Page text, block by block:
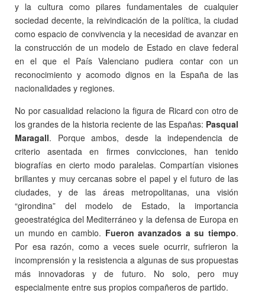
y la cultura como pilares fundamentales de cualquier
sociedad decente, la reivindicación de la política, la ciudad
como espacio de convivencia y la necesidad de avanzar en
la construcción de un modelo de Estado en clave federal
en el que el País Valenciano pudiera contar con un
reconocimiento y acomodo dignos en la España de las
nacionalidades y regiones.
No por casualidad relaciono la figura de Ricard con otro de
los grandes de la historia reciente de las Españas: Pasqual
Maragall. Porque ambos, desde la independencia de
criterio asentada en firmes convicciones, han tenido
biografías en cierto modo paralelas. Compartían visiones
brillantes y muy cercanas sobre el papel y el futuro de las
ciudades, y de las áreas metropolitanas, una visión
“girondina” del modelo de Estado, la importancia
geoestratégica del Mediterráneo y la defensa de Europa en
un mundo en cambio. Fueron avanzados a su tiempo.
Por esa razón, como a veces suele ocurrir, sufrieron la
incomprensión y la resistencia a algunas de sus propuestas
más innovadoras y de futuro. No solo, pero muy
especialmente entre sus propios compañeros de partido.